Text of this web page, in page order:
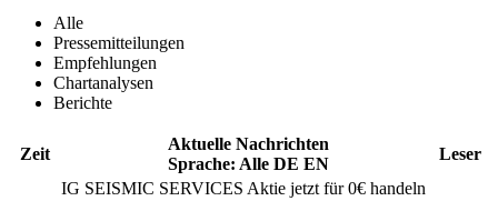
Alle
Pressemitteilungen
Empfehlungen
Chartanalysen
Berichte
Zeit
Aktuelle Nachrichten
Sprache: Alle DE EN
Leser
IG SEISMIC SERVICES Aktie jetzt für 0€ handeln